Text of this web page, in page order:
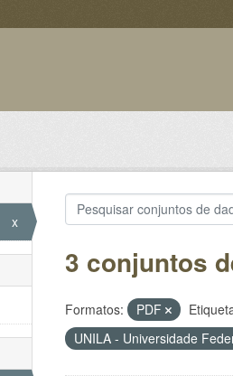
x
3 conjuntos
Formatos: PDF
UNILA - Universidade